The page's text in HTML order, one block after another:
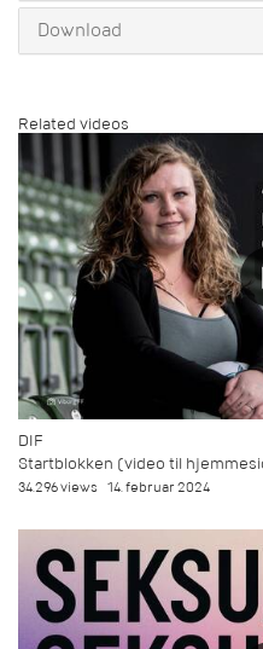
Download
Related videos
DIF
Startblokken (video til
34.296 views 14. februar 2024